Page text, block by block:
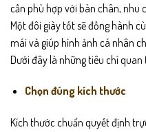
cần phù hợp với bàn chân, nhu
Một đôi giày tốt sẽ đồng hành
mái và giúp hình ảnh cá nhân
Dưới đây là những tiêu chí
Chọn đúng kích thước
Kích thước chuẩn quyết định